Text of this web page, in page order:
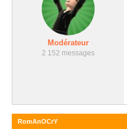
Modérateur
2 152 messages
RomAnOCrY